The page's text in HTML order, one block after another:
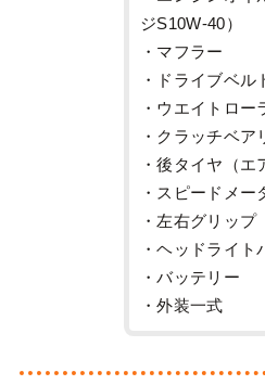
ジS10W-40）
・マフラー
・ドライブベル
・ウエイトロー
・クラッチベア
・後タイヤ（エ
・スピードメー
・左右グリップ
・ヘッドライト
・バッテリー
・外装一式